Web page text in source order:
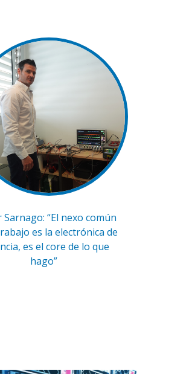
Sarnago: “El nexo común
es la electrónica de
es el core de lo que
hago”